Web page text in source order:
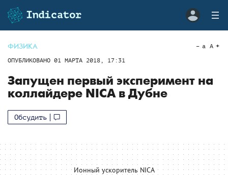
ФИЗИКА
ОПУБЛИКОВАНО 01 МАРТА 2018, 17:31
a A
Запущен первый эксперимент на
коллайдере NICA в Дубне
Обсудить
Ионный ускоритель NICA